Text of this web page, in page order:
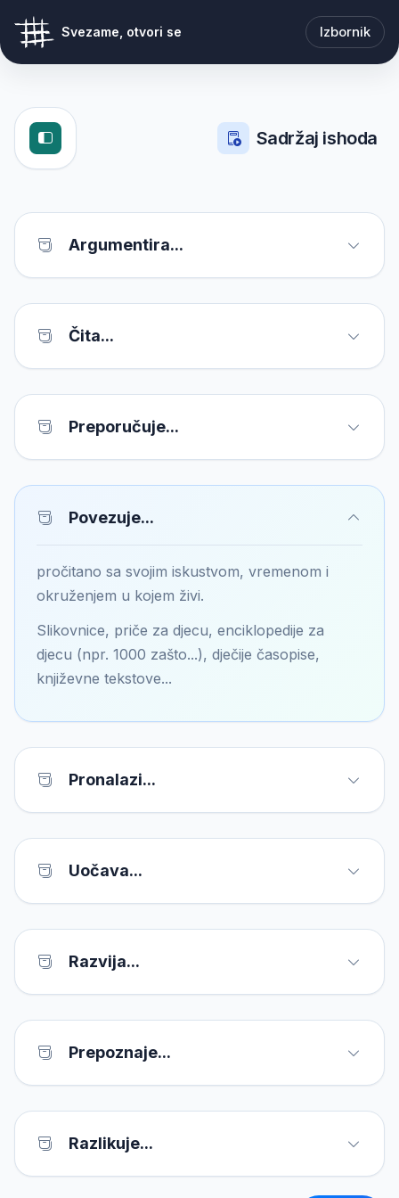
Svezame, otvori se Izbornik
Sadržaj ishoda
Argumentira...
Čita...
Preporučuje...
Povezuje...
pročitano sa svojim iskustvom, vremenom i
okruženjem u kojem živi.
Slikovnice, priče za djecu, enciklopedije za
djecu (npr. 1000 zašto...), dječije časopise,
književne tekstove...
Pronalazi...
Uočava...
Razvija...
Prepoznaje...
Razlikuje...